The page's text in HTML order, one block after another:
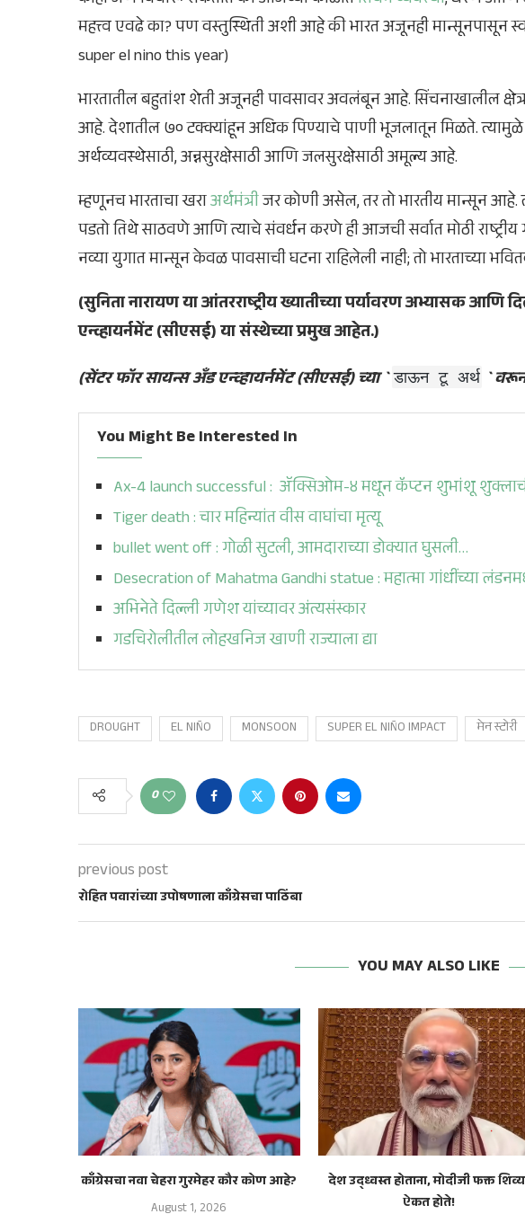
महत्त्व एवढे का? पण वस्तुस्थिती अशी आहे की भारत अजूनही मान्सूनपासून
super el nino this year)
भारतातील बहुतांश शेती अजूनही पावसावर अवलंबून आहे. सिंचनाखालील
आहे. देशातील ७० टक्क्यांहून अधिक पिण्याचे पाणी भूजलातून मिळते. त्यामुळे
अर्थव्यवस्थेसाठी, अन्नसुरक्षेसाठी आणि जलसुरक्षेसाठी अमूल्य आहे.
म्हणूनच भारताचा खराअर्थमंत्रीजर कोणी असेल, तर तो भारतीय मान्सून
पडतो तिथे साठवणे आणि त्याचे संवर्धन करणे ही आजची सर्वात मोठी
नव्या युगात मान्सून केवळ पावसाची घटना राहिलेली नाही; तो भारताच्या
(सुनिता नारायण या आंतरराष्ट्रीय ख्यातीच्या पर्यावरण अभ्यासक आणि
एन्व्हायर्नमेंट (सीएसई) या संस्थेच्या प्रमुख आहेत.)
(सेंटर फॉर सायन्स अँड एन्व्हायर्नमेंट (सीएसई) च्या `डाऊन टू अर्थ `
You Might Be Interested In
Ax-4 launch successful : ॲक्सिओम-४ मधून कॅप्टन शुभांशू
Tiger death : चार महिन्यांत वीस वाघांचा मृत्यू
bullet went off : गोळी सुटली, आमदाराच्या डोक्यात घुसली…
Desecration of Mahatma Gandhi statue : महात्मा गांधींच्या
अभिनेते दिल्ली गणेश यांच्यावर अंत्यसंस्कार
गडचिरोलीतील लोहखनिज खाणी राज्याला द्या
DROUGHT EL NIÑO MONSOON SUPER EL NIÑO IMPACT मेन स्टोरी
0
previous post
रोहित पवारांच्या उपोषणाला काँग्रेसचा पाठिंबा
YOU MAY ALSO LIKE
काँग्रेसचा नवा चेहरा गुरमेहर कौर कोण आहे?
August 1, 2026
देश उद्ध्वस्त होताना, मोदीजी फक्त
ऐकत होते!